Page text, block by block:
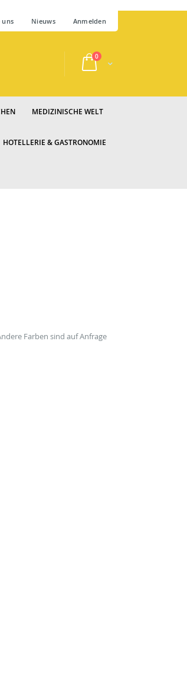
uns Nieuws Anmelden
Cart
0Artikel
MEDIZINISCHE WELT
HOTELLERIE & GASTRONOMIE
Farben sind auf Anfrage